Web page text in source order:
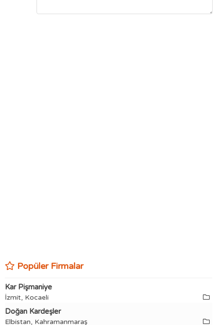
Popüler Firmalar
Kar Pişmaniye
İzmit, Kocaeli
Doğan Kardeşler
Elbistan, Kahramanmaraş